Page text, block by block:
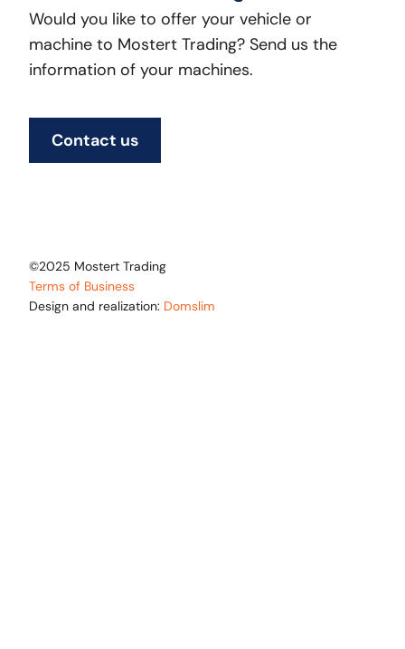
Would you like to offer your vehicle or
machine to Mostert Trading? Send us the
information of your machines.
Contact us
©2025 Mostert Trading
Terms of Business
Design and realization: Domslim